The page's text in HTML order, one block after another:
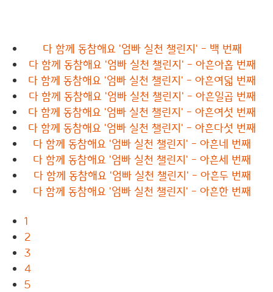
다 함께 동참해요 '엄빠 실천 챌린지' - 백 번째
다 함께 동참해요 '엄빠 실천 챌린지' - 아흔아홉 번째
다 함께 동참해요 '엄빠 실천 챌린지' - 아흔여덟 번째
다 함께 동참해요 '엄빠 실천 챌린지' - 아흔일곱 번째
다 함께 동참해요 '엄빠 실천 챌린지' - 아흔여섯 번째
다 함께 동참해요 '엄빠 실천 챌린지' - 아흔다섯 번째
다 함께 동참해요 '엄빠 실천 챌린지' - 아흔네 번째
다 함께 동참해요 '엄빠 실천 챌린지' - 아흔세 번째
다 함께 동참해요 '엄빠 실천 챌린지' - 아흔두 번째
다 함께 동참해요 '엄빠 실천 챌린지' - 아흔한 번째
1
2
3
4
5